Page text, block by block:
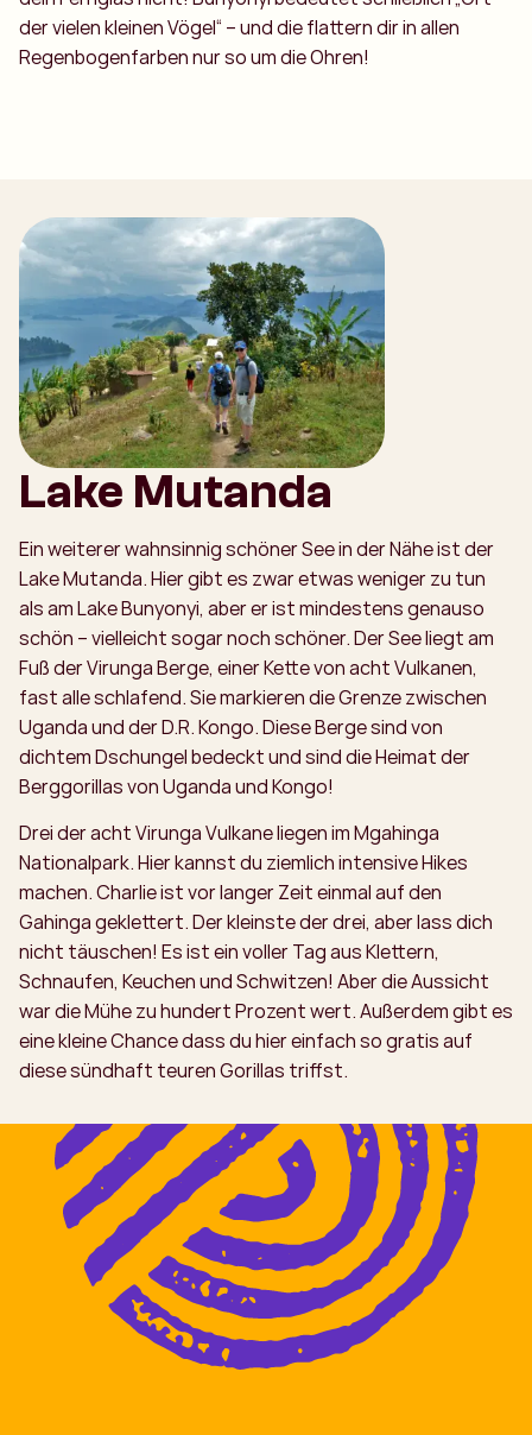
der vielen kleinen Vögel“ – und die flattern dir in allen
Regenbogenfarben nur so um die Ohren!
Lake Mutanda
Ein weiterer wahnsinnig schöner See in der Nähe ist der
Lake Mutanda. Hier gibt es zwar etwas weniger zu tun
als am Lake Bunyonyi, aber er ist mindestens genauso
schön – vielleicht sogar noch schöner. Der See liegt am
Fuß der Virunga Berge, einer Kette von acht Vulkanen,
fast alle schlafend. Sie markieren die Grenze zwischen
Uganda und der D.R. Kongo. Diese Berge sind von
dichtem Dschungel bedeckt und sind die Heimat der
Berggorillas von Uganda und Kongo!
Drei der acht Virunga Vulkane liegen im Mgahinga
Nationalpark. Hier kannst du ziemlich intensive Hikes
machen. Charlie ist vor langer Zeit einmal auf den
Gahinga geklettert. Der kleinste der drei, aber lass dich
nicht täuschen! Es ist ein voller Tag aus Klettern,
Schnaufen, Keuchen und Schwitzen! Aber die Aussicht
war die Mühe zu hundert Prozent wert. Außerdem gibt es
eine kleine Chance dass du hier einfach so gratis auf
diese sündhaft teuren Gorillas triffst.